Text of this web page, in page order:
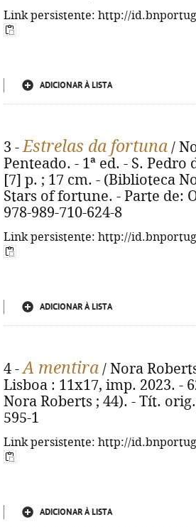
Link persistente: http://
ADICIONAR À LISTA
3 -Estrelas da fortuna /
Penteado. - 1ª ed. - S. Pedro
[7] p. ; 17 cm. - (Biblioteca
Stars of fortune. - Parte de:
978-989-710-624-8
Link persistente: http://
ADICIONAR À LISTA
4 -A mentira / Nora
Lisboa : 11x17, imp. 2023. -
Nora Roberts ; 44). - Tít.
595-1
Link persistente: http://
ADICIONAR À LISTA